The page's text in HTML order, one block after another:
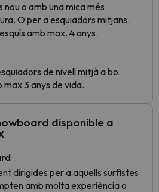
nou o amb una mica més
O per a esquiadors mitjans.
amb max. 4 anys.
de nivell mitjà a bo.
max 3 anys de vida.
disponible a
dirigides per a aquells surfistes
amb molta experiència o